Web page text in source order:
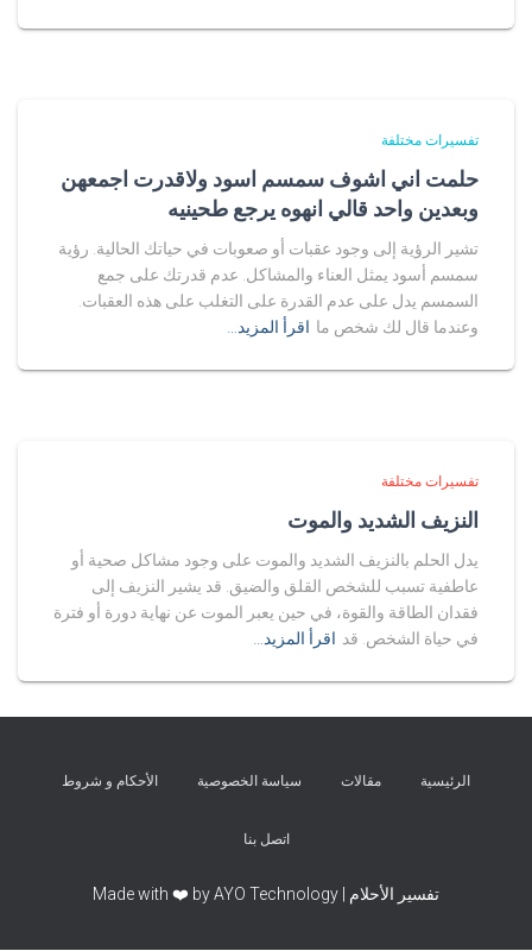
تفسيرات مختلفة
حلمت اني اشوف سمسم اسود ولاقدرت اجمعهن
وبعدين واحد قالي انهوه يرجع طحينيه
تشير الرؤية إلى وجود عقبات أو صعوبات في حياتك الحالية. رؤية
سمسم أسود يمثل العناء والمشاكل. عدم قدرتك على جمع
السمسم يدل على عدم القدرة على التغلب على هذه العقبات.
وعندما قال لك شخص ما اقرأ المزيد…
تفسيرات مختلفة
النزيف الشديد والموت
يدل الحلم بالنزيف الشديد والموت على وجود مشاكل صحية أو
عاطفية تسبب للشخص القلق والضيق. قد يشير النزيف إلى
فقدان الطاقة والقوة، في حين يعبر الموت عن نهاية دورة أو فترة
في حياة الشخص. قد اقرأ المزيد…
الرئيسية مقالات سياسة الخصوصية الأحكام و شروط
اتصل بنا
تفسير الأحلام | Made with ❤️ by AYO Technology